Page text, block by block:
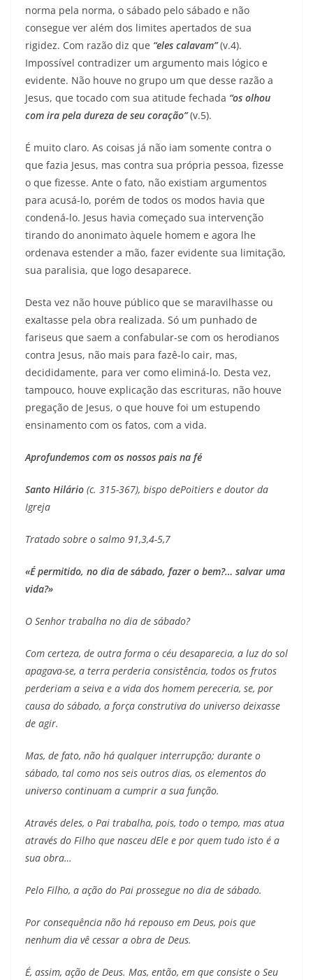
norma pela norma, o sábado pelo sábado e não
consegue ver além dos limites apertados de sua
rigidez. Com razão diz que “eles calavam”(v.4).
Impossível contradizer um argumento mais lógico e
evidente. Não houve no grupo um que desse razão a
Jesus, que tocado com sua atitude fechada “os olhou
com ira pela dureza de seu coração”(v.5).
É muito claro. As coisas já não iam somente contra o
que fazia Jesus, mas contra sua própria pessoa, fizesse
o que fizesse. Ante o fato, não existiam argumentos
para acusá-lo, porém de todos os modos havia que
condená-lo. Jesus havia começado sua intervenção
tirando do anonimato àquele homem e agora lhe
ordenava estender a mão, fazer evidente sua limitação,
sua paralisia, que logo desaparece.
Desta vez não houve público que se maravilhasse ou
exaltasse pela obra realizada. Só um punhado de
fariseus que saem a confabular-se com os herodianos
contra Jesus, não mais para fazê-lo cair, mas,
decididamente, para ver como eliminá-lo. Desta vez,
tampouco, houve explicação das escrituras, não houve
pregação de Jesus, o que houve foi um estupendo
ensinamento com os fatos, com a vida.
Aprofundemos com os nossos pais na fé
Santo Hilário (c. 315-367), bispo dePoitiers e doutor da
Igreja
Tratado sobre o salmo 91,3,4-5,7
«É permitido, no dia de sábado, fazer o bem?… salvar uma
vida?»
O Senhor trabalha no dia de sábado?
Com certeza, de outra forma o céu desaparecia, a luz do sol
apagava-se, a terra perderia consistência, todos os frutos
perderiam a seiva e a vida dos homem pereceria, se, por
causa do sábado, a força construtiva do universo deixasse
de agir.
Mas, de fato, não há qualquer interrupção; durante o
sábado, tal como nos seis outros dias, os elementos do
universo continuam a cumprir a sua função.
Através deles, o Pai trabalha, pois, todo o tempo, mas atua
através do Filho que nasceu dEle e por quem tudo isto é a
sua obra…
Pelo Filho, a ação do Pai prossegue no dia de sábado.
Por consequência não há repouso em Deus, pois que
nenhum dia vê cessar a obra de Deus.
É, assim, ação de Deus. Mas, então, em que consiste o Seu